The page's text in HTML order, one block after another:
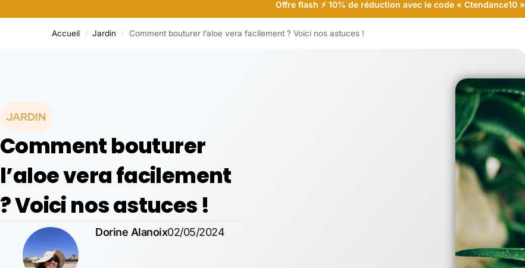
Offre flash ⚡ 10% de réduction avec le code « Ctendance10 »
Accueil / Jardin / Comment bouturer l’aloe vera facilement ? Voici nos astuces !
JARDIN
Comment bouturer
l’aloe vera facilement
? Voici nos astuces !
Dorine Alanoix02/05/2024